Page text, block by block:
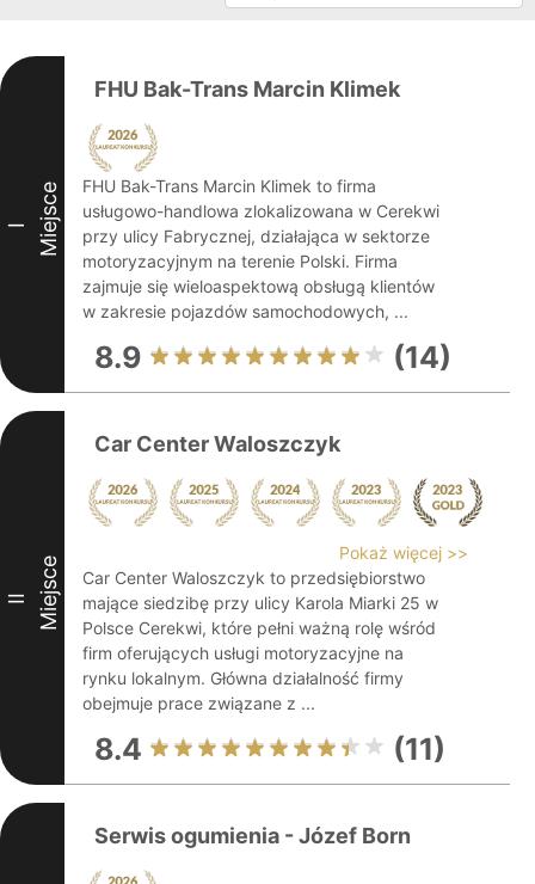
I Miejsce
FHU Bak-Trans Marcin Klimek
FHU Bak-Trans Marcin Klimek to firma
usługowo-handlowa zlokalizowana w Cerekwi
przy ulicy Fabrycznej, działająca w sektorze
motoryzacyjnym na terenie Polski. Firma
zajmuje się wieloaspektową obsługą klientów
w zakresie pojazdów samochodowych, ...
8.9 (14)
II Miejsce
Car Center Waloszczyk
Pokaż więcej >>
Car Center Waloszczyk to przedsiębiorstwo
mające siedzibę przy ulicy Karola Miarki 25 w
Polsce Cerekwi, które pełni ważną rolę wśród
firm oferujących usługi motoryzacyjne na
rynku lokalnym. Główna działalność firmy
obejmuje prace związane z ...
8.4 (11)
Serwis ogumienia - Józef Born